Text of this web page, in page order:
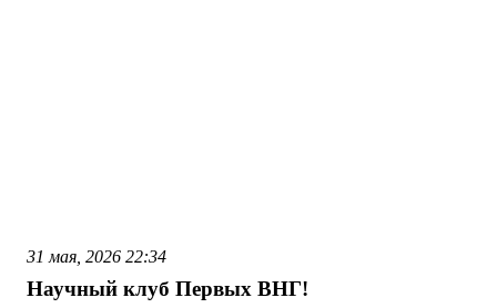
31 мая, 2026 22:34
Научный клуб Первых ВНГ!